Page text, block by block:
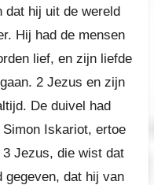
dat hij uit de wereld
Hij had de mensen
lief, en zijn liefde
2 Jezus en zijn
De duivel had
Iskariot, ertoe
3 Jezus, die wist dat
gegeven, dat hij van